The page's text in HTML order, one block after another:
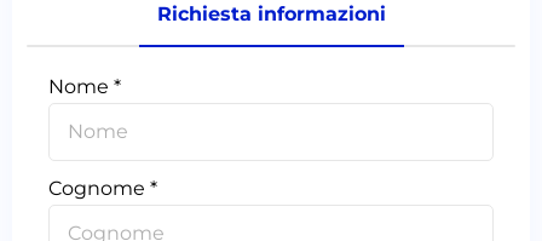
Richiesta informazioni
Nome *
Cognome *